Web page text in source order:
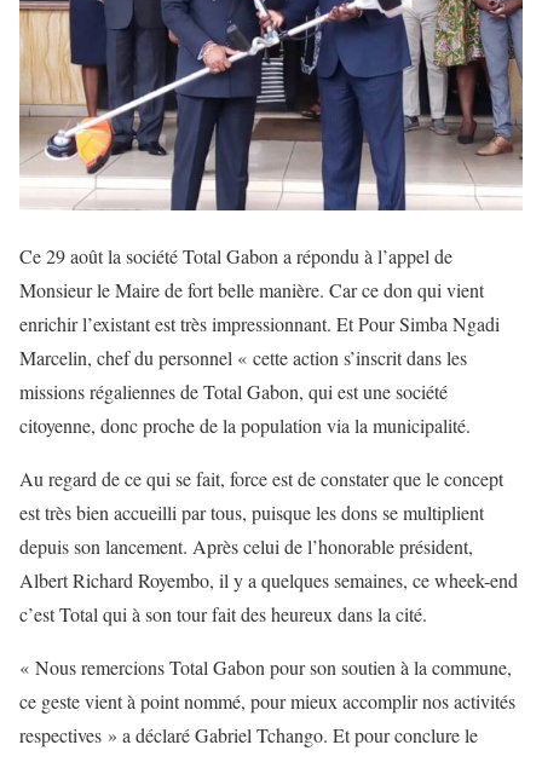
Ce 29 août la société Total Gabon a répondu à l’appel de
Monsieur le Maire de fort belle manière. Car ce don qui vient
enrichir l’existant est très impressionnant. Et Pour Simba Ngadi
Marcelin, chef du personnel « cette action s’inscrit dans les
missions régaliennes de Total Gabon, qui est une société
citoyenne, donc proche de la population via la municipalité.
Au regard de ce qui se fait, force est de constater que le concept
est très bien accueilli par tous, puisque les dons se multiplient
depuis son lancement. Après celui de l’honorable président,
Albert Richard Royembo, il y a quelques semaines, ce wheek-end
c’est Total qui à son tour fait des heureux dans la cité.
« Nous remercions Total Gabon pour son soutien à la commune,
ce geste vient à point nommé, pour mieux accomplir nos activités
respectives » a déclaré Gabriel Tchango. Et pour conclure le